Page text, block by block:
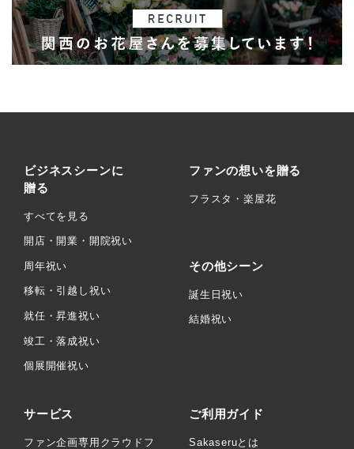
ビジネスシーンに
贈る
すべてを見る
開店・開業・開院祝い
周年祝い
移転・引越し祝い
就任・昇進祝い
竣工・落成祝い
個展開催祝い
ファンの想いを贈る
フラスタ・楽屋花
その他シーン
誕生日祝い
結婚祝い
サービス
ファン企画専用クラウドフ
ご利用ガイド
Sakaseruとは